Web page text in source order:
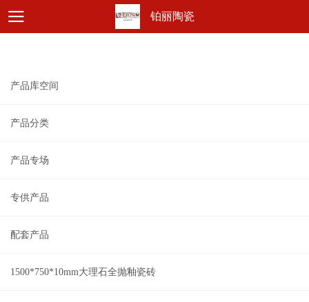
铂丽陶瓷
产品库空间
产品分类
产品专场
专供产品
配套产品
1500*750*10mm大理石全抛釉瓷砖